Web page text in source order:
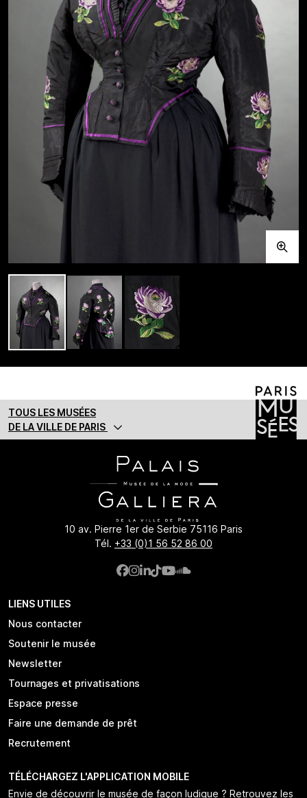
TOUS LES MUSÉES
DE LA VILLE DE PARIS
10 av. Pierre 1er de Serbie 75116 Paris
Tél. +33 (0)1 56 52 86 00
LIENS UTILES
Nous contacter
Soutenir le musée
Newsletter
Tournages et privatisations
Espace presse
Faire une demande de prêt
Recrutement
TÉLÉCHARGEZ L'APPLICATION MOBILE
Envie de découvrir le musée de façon ludique ? Retrouvez les